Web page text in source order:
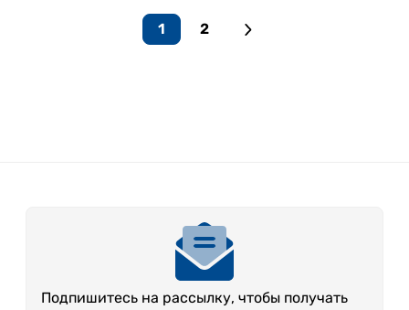
1 2
Подпишитесь на рассылку, чтобы получать